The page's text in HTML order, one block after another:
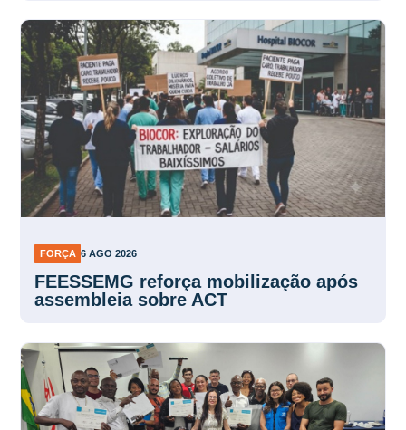
FORÇA 6 AGO 2026
FEESSEMG reforça mobilização após
assembleia sobre ACT